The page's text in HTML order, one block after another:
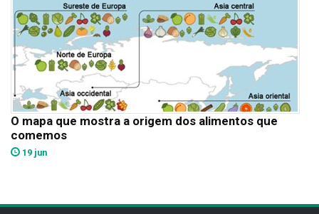
O mapa que mostra a origem dos alimentos que
comemos
19 jun